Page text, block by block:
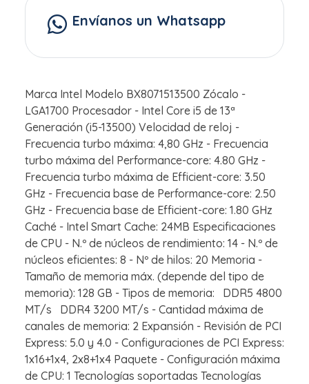
Envíanos un Whatsapp
Marca Intel Modelo BX8071513500 Zócalo -
LGA1700 Procesador - Intel Core i5 de 13ª
Generación (i5-13500) Velocidad de reloj -
Frecuencia turbo máxima: 4,80 GHz - Frecuencia
turbo máxima del Performance-core: 4.80 GHz -
Frecuencia turbo máxima de Efficient-core: 3.50
GHz - Frecuencia base de Performance-core: 2.50
GHz - Frecuencia base de Efficient-core: 1.80 GHz
Caché - Intel Smart Cache: 24MB Especificaciones
de CPU - N.º de núcleos de rendimiento: 14 - N.º de
núcleos eficientes: 8 - Nº de hilos: 20 Memoria -
Tamaño de memoria máx. (depende del tipo de
memoria): 128 GB - Tipos de memoria: DDR5 4800
MT/s DDR4 3200 MT/s - Cantidad máxima de
canales de memoria: 2 Expansión - Revisión de PCI
Express: 5.0 y 4.0 - Configuraciones de PCI Express:
1x16+1x4, 2x8+1x4 Paquete - Configuración máxima
de CPU: 1 Tecnologías soportadas Tecnologías